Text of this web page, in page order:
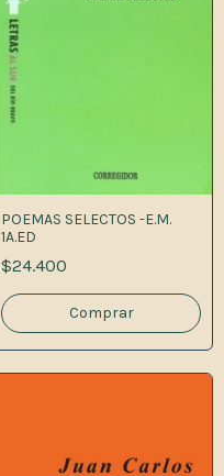
POEMAS SELECTOS -E.M.
1A.ED
$24.400